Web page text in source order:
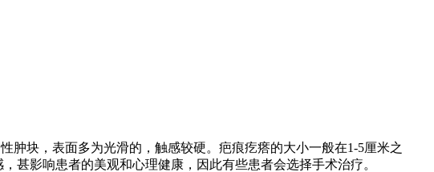
肿块，表面多为光滑的，触感较硬。疤痕疙瘩的大小一般在1-5厘米之
甚影响患者的美观和心理健康，因此有些患者会选择手术治疗。